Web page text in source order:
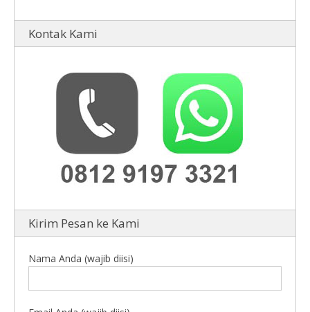
Kontak Kami
Kirim Pesan ke Kami
Nama Anda (wajib diisi)